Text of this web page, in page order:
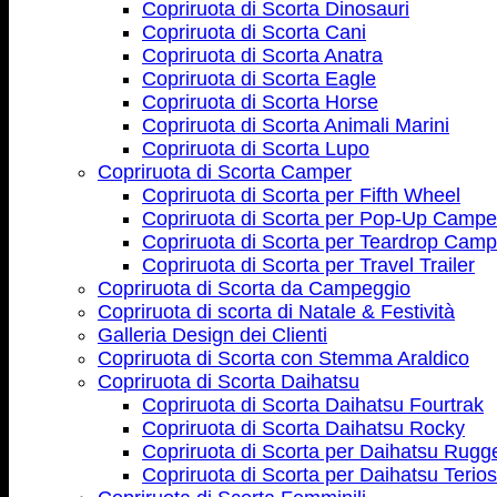
Copriruota di Scorta Dinosauri
Copriruota di Scorta Cani
Copriruota di Scorta Anatra
Copriruota di Scorta Eagle
Copriruota di Scorta Horse
Copriruota di Scorta Animali Marini
Copriruota di Scorta Lupo
Copriruota di Scorta Camper
Copriruota di Scorta per Fifth Wheel
Copriruota di Scorta per Pop-Up
Copriruota di Scorta per Teardrop
Copriruota di Scorta per Travel Trailer
Copriruota di Scorta da Campeggio
Copriruota di scorta di Natale & Festività
Galleria Design dei Clienti
Copriruota di Scorta con Stemma Araldico
Copriruota di Scorta Daihatsu
Copriruota di Scorta Daihatsu Fourtrak
Copriruota di Scorta Daihatsu Rocky
Copriruota di Scorta per Daihatsu
Copriruota di Scorta per Daihatsu Terios